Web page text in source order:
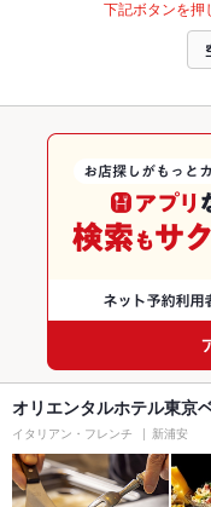
下記ボタンを押
オリエンタルホテル東京
イタリアン・フレンチ 新浦安